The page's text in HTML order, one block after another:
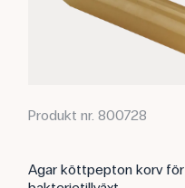
Produkt nr. 800728
Agar köttpepton korv för